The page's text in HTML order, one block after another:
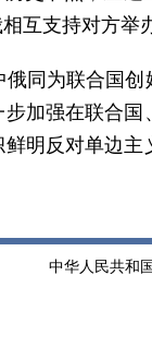
互支持对方
同为联合国
加强在联合
明反对单边
中华人民共和